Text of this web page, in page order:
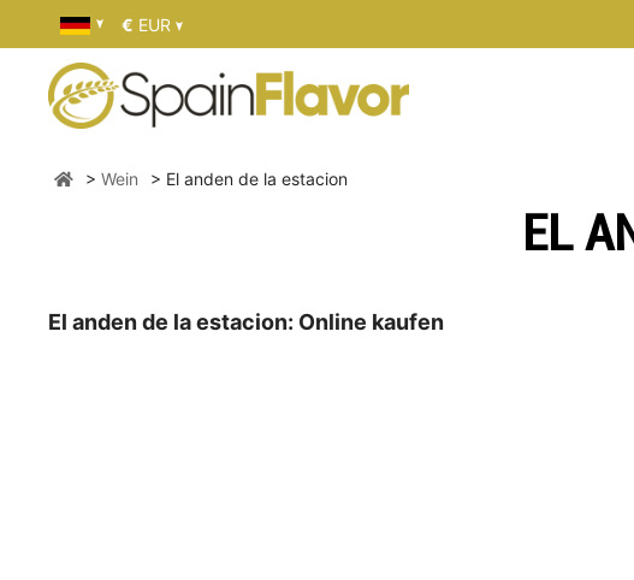
EL
El anden de la estacion: Online kaufen
€ EUR
Wein El anden de la estacion